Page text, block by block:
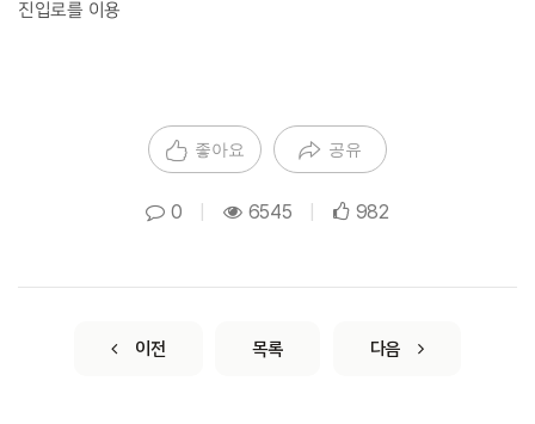
진입로를 이용
좋아요 공유
0 6545 982
이전 목록 다음